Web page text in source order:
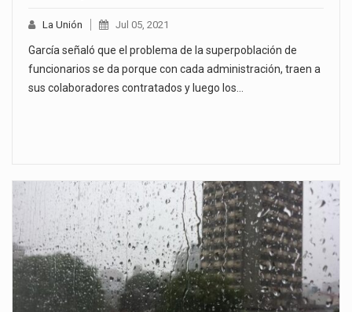
La Unión Jul 05, 2021
García señaló que el problema de la superpoblación de
funcionarios se da porque con cada administración, traen a
sus colaboradores contratados y luego los…